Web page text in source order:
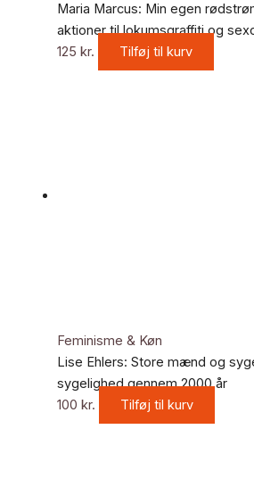
Maria Marcus: Min egen
aktioner til lokumsgraffiti og
125 kr. Tilføj til kurv
Feminisme & Køn
Lise Ehlers: Store mænd og
sygelighed gennem 2000 år
100 kr. Tilføj til kurv